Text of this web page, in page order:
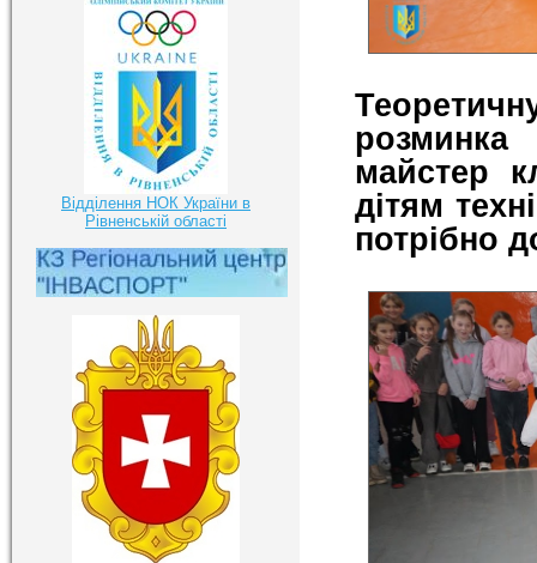
майстер
дітям
потрібно
Відділення НОК України в
Рівненській області